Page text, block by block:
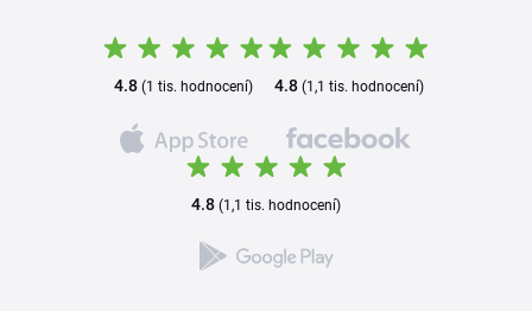
4.8 (1 tis. hodnocení) 4.8(1,1 tis. hodnocení)
4.8 (1,1 tis. hodnocení)